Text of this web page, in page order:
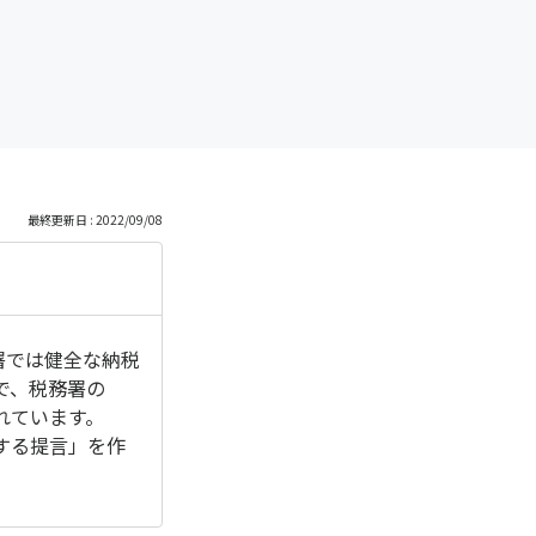
最終更新日 : 2022/09/08
は健全な納税
、税務署の
います。
る提言」を作